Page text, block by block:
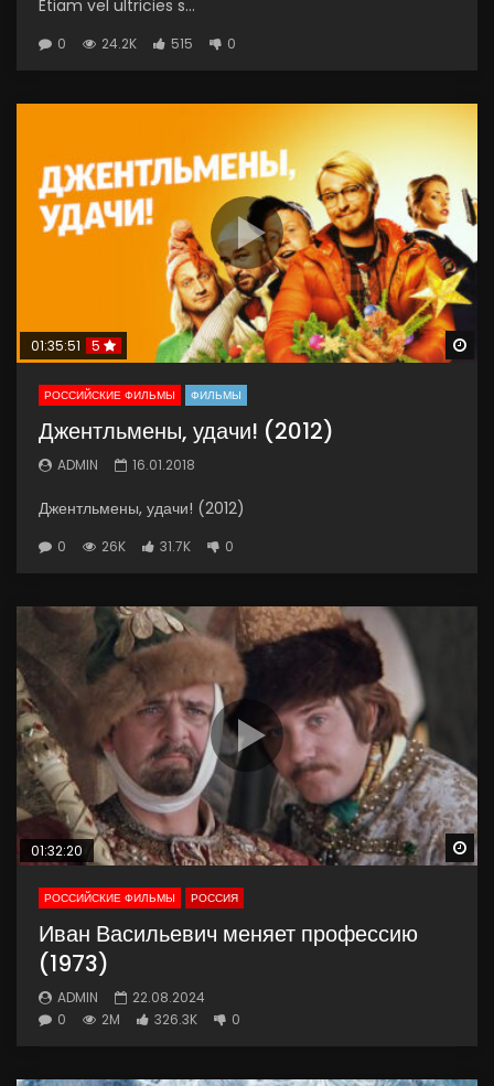
Etiam vel ultricies s...
0 24.2K 515 0
01:35:51 5
РОССИЙСКИЕ ФИЛЬМЫ ФИЛЬМЫ
Джентльмены, удачи! (2012)
ADMIN 16.01.2018
Джентльмены, удачи! (2012)
0 26K 31.7K 0
01:32:20
РОССИЙСКИЕ ФИЛЬМЫ РОССИЯ
Иван Васильевич меняет профессию
(1973)
ADMIN
22.08.2024
0
2M 326.3K 0